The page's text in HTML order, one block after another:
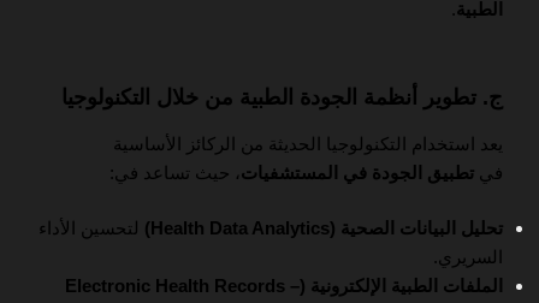
الطبية.
ج. تطوير أنظمة الجودة الطبية من خلال التكنولوجيا
يعد استخدام التكنولوجيا الحديثة من الركائز الأساسية
في تطبيق الجودة في المستشفيات، حيث تساعد في:
تحليل البيانات الصحية (Health Data Analytics)
لتحسين الأداء
السريري.
الملفات الطبية الإلكترونية (Electronic Health Records –